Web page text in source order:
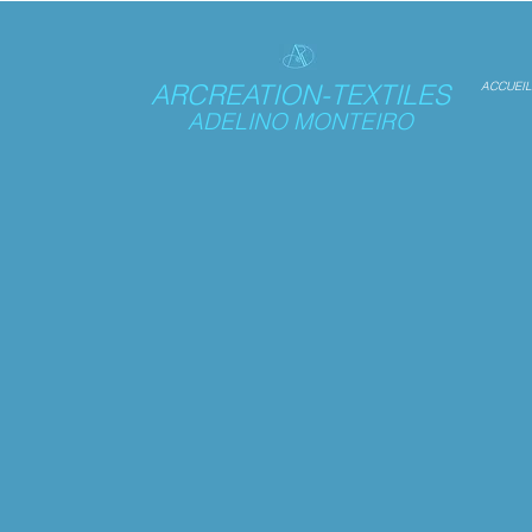
ARCREATION-TEXTILES
ADELINO MONTEIRO
ACCUEIL